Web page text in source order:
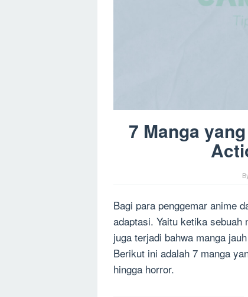
7 Manga
Bagi para penggemar anime
adaptasi. Yaitu ketika sebuah
juga terjadi bahwa manga
Berikut ini adalah 7 manga
hingga horror.